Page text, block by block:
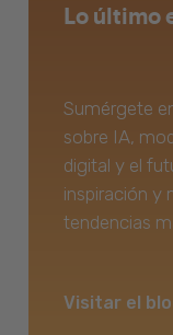
Lo último
Sumérgete
sobre IA,
digital y el
inspiración y
tendencias
Visitar el